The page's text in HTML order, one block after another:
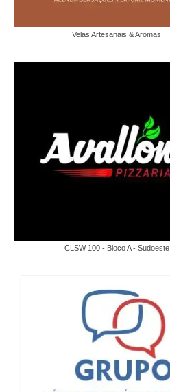
Velas Artesanais & Aromas
CLSW 100 - Bloco A - Sudoeste